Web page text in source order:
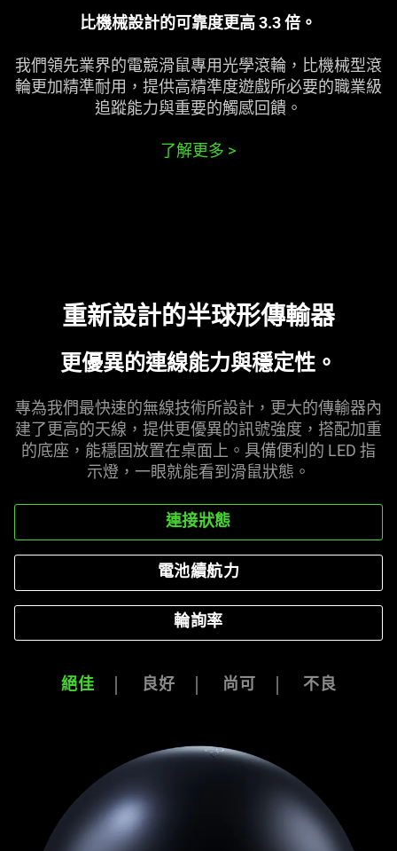
比機械設計的可靠度更高 3.3 倍。
我們領先業界的電競滑鼠專用光學滾輪，比機械型滾
輪更加精準耐用，提供高精準度遊戲所必要的職業級
追蹤能力與重要的觸感回饋。
了解更多 >
重新設計的半球形傳輸器
更優異的連線能力與穩定性。
專為我們最快速的無線技術所設計，更大的傳輸器內
建了更高的天線，提供更優異的訊號強度，搭配加重
的底座，能穩固放置在桌面上。具備便利的 LED 指
示燈，一眼就能看到滑鼠狀態 。
連接狀態
電池續航力
輪詢率
絕佳 良好 尚可 不良